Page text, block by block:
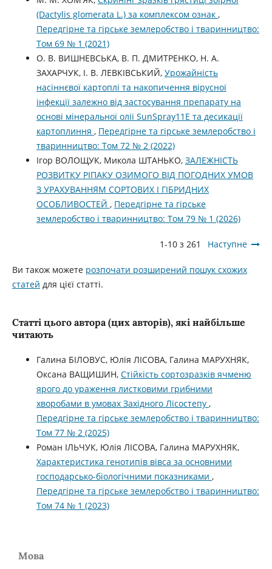
(Dactylis glomerata L.) за комплексом ознак ,
Передгірне та гірське землеробство і тваринництво:
Том 69 № 1 (2021)
О. В. ВИШНЕВСЬКА, В. П. ДМИТРЕНКО, Н. А.
ЗАХАРЧУК, І. В. ЛЕВКІВСЬКИЙ, Урожайність
насіннєвої картоплі та накопичення вірусної
інфекції залежно від застосування препарату на
основі мінеральної олії SunSpray11E та десикації
картоплиння , Передгірне та гірське землеробство і
тваринництво: Том 72 № 2 (2022)
Ігор ВОЛОЩУК, Микола ШТАНЬКО, ЗАЛЕЖНІСТЬ
РОЗВИТКУ РІПАКУ ОЗИМОГО ВІД ПОГОДНИХ УМОВ
З УРАХУВАННЯМ СОРТОВИХ І ГІБРИДНИХ
ОСОБЛИВОСТЕЙ , Передгірне та гірське
землеробство і тваринництво: Том 79 № 1 (2026)
1-10 з 261 Наступне
Ви також можете розпочати розширений пошук схожих
статей для цієї статті.
Статті цього автора (цих авторів), які найбільше
читають
Галина БІЛОВУС, Юлія ЛІСОВА, Галина МАРУХНЯК,
Оксана ВАЩИШИН, Стійкість сортозразків ячменю
ярого до ураження листковими грибними
хворобами в умовах Західного Лісостепу ,
Передгірне та гірське землеробство і тваринництво:
Том 77 № 2 (2025)
Роман ІЛЬЧУК, Юлія ЛІСОВА, Галина МАРУХНЯК,
Характеристика генотипів вівса за основними
господарсько-біологічними показниками ,
Передгірне та гірське землеробство і тваринництво:
Том 74 № 1 (2023)
Мова